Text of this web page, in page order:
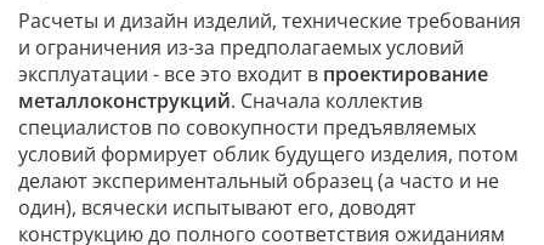
Расчеты и дизайн изделий, технические требования
и ограничения из-за предполагаемых условий
эксплуатации - все это входит в проектирование
металлоконструкций. Сначала коллектив
специалистов по совокупности предъявляемых
условий формирует облик будущего изделия, потом
делают экспериментальный образец (а часто и не
один), всячески испытывают его, доводят
конструкцию до полного соответствия ожиданиям